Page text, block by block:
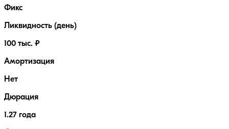
Фикс
Ликвидность (день)
100 тыс. ₽
Амортизация
Нет
Дюрация
1.27 года